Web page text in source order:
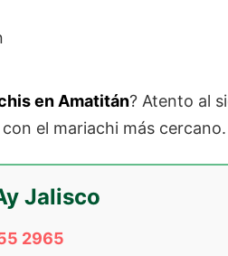
en Amatitán? Atento al
el mariachi más cercano.
Jalisco
2965